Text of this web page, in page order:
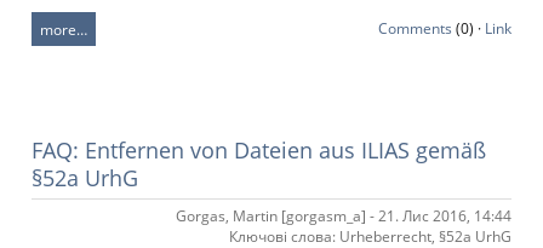
more… Comments (0) · Link
FAQ: Entfernen von Dateien aus ILIAS gemäß
§52a UrhG
Gorgas, Martin [gorgasm_a] - 21. Лис 2016, 14:44
Ключові слова: Urheberrecht, §52a UrhG